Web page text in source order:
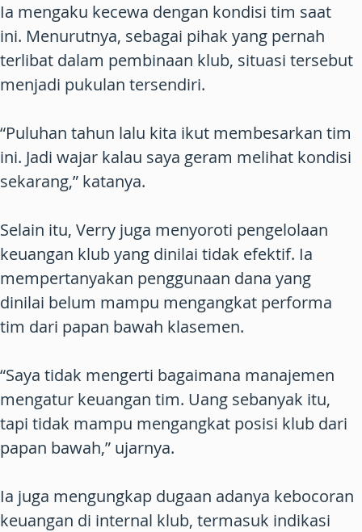
Ia mengaku kecewa dengan kondisi tim saat
ini. Menurutnya, sebagai pihak yang pernah
terlibat dalam pembinaan klub, situasi tersebut
menjadi pukulan tersendiri.
“Puluhan tahun lalu kita ikut membesarkan tim
ini. Jadi wajar kalau saya geram melihat kondisi
sekarang,” katanya.
Selain itu, Verry juga menyoroti pengelolaan
keuangan klub yang dinilai tidak efektif. Ia
mempertanyakan penggunaan dana yang
dinilai belum mampu mengangkat performa
tim dari papan bawah klasemen.
“Saya tidak mengerti bagaimana manajemen
mengatur keuangan tim. Uang sebanyak itu,
tapi tidak mampu mengangkat posisi klub dari
papan bawah,” ujarnya.
Ia juga mengungkap dugaan adanya kebocoran
keuangan di internal klub, termasuk indikasi